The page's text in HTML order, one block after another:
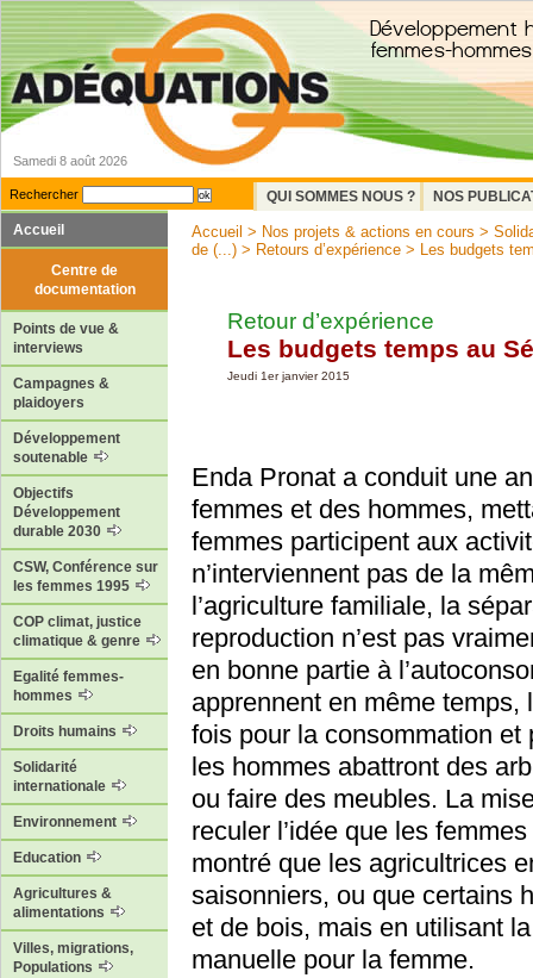
Samedi 8 août 2026
Rechercher QUI SOMMES NOUS ?
NOS
Accueil
Centre de
documentation
Points de vue &
interviews
Campagnes &
plaidoyers
Développement
soutenable
Objectifs
Développement
durable 2030
CSW, Conférence sur
les femmes 1995
COP climat, justice
climatique & genre
Egalité femmes-
hommes
Droits humains
Solidarité
internationale
Environnement
Education
Agricultures &
alimentations
Villes, migrations,
Populations
Accueil > Nos projets & actions en cours >
de (...) > Retours d’expérience > Les budgets
Retour d’expérience
Les budgets temps au
Jeudi 1er janvier 2015
Enda Pronat a conduit une
femmes et des hommes,
femmes participent aux
n’interviennent pas de la
l’agriculture familiale, la
reproduction n’est pas
en bonne partie à
apprennent en même temps,
fois pour la consommation
les hommes abattront des
ou faire des meubles. La
reculer l’idée que les
montré que les agricultrices
saisonniers, ou que certains
et de bois, mais en utilisant
manuelle pour la femme.